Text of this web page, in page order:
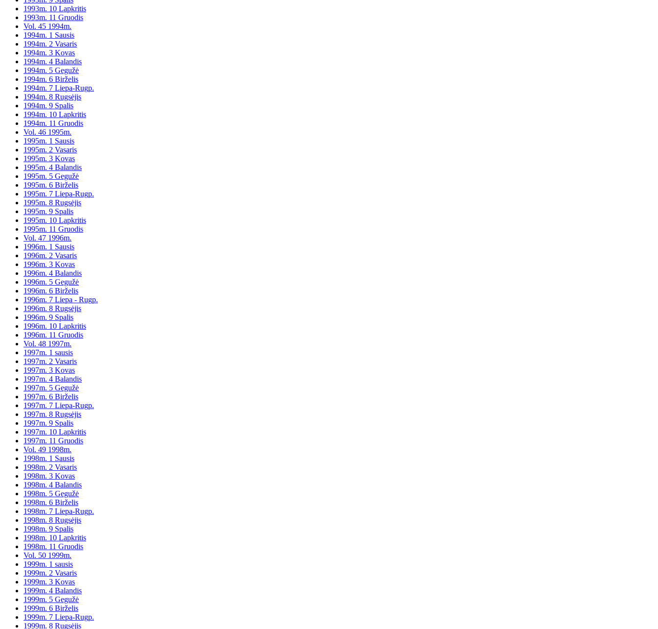
1993m. 10 Lapkritis
1993m. 11 Gruodis
Vol. 45 1994m.
1994m. 1 Sausis
1994m. 2 Vasaris
1994m. 3 Kovas
1994m. 4 Balandis
1994m. 5 Gegužė
1994m. 6 Birželis
1994m. 7 Liepa-Rugp.
1994m. 8 Rugsėjis
1994m. 9 Spalis
1994m. 10 Lapkritis
1994m. 11 Gruodis
Vol. 46 1995m.
1995m. 1 Sausis
1995m. 2 Vasaris
1995m. 3 Kovas
1995m. 4 Balandis
1995m. 5 Gegužė
1995m. 6 Birželis
1995m. 7 Liepa-Rugp.
1995m. 8 Rugsėjis
1995m. 9 Spalis
1995m. 10 Lapkritis
1995m. 11 Gruodis
Vol. 47 1996m.
1996m. 1 Sausis
1996m. 2 Vasaris
1996m. 3 Kovas
1996m. 4 Balandis
1996m. 5 Gegužė
1996m. 6 Birželis
1996m. 7 Liepa - Rugp.
1996m. 8 Rugsėjis
1996m. 9 Spalis
1996m. 10 Lapkritis
1996m. 11 Gruodis
Vol. 48 1997m.
1997m. 1 sausis
1997m. 2 Vasaris
1997m. 3 Kovas
1997m. 4 Balandis
1997m. 5 Gegužė
1997m. 6 Birželis
1997m. 7 Liepa-Rugp.
1997m. 8 Rugsėjis
1997m. 9 Spalis
1997m. 10 Lapkritis
1997m. 11 Gruodis
Vol. 49 1998m.
1998m. 1 Sausis
1998m. 2 Vasaris
1998m. 3 Kovas
1998m. 4 Balandis
1998m. 5 Gegužė
1998m. 6 Birželis
1998m. 7 Liepa-Rugp.
1998m. 8 Rugsėjis
1998m. 9 Spalis
1998m. 10 Lapkritis
1998m. 11 Gruodis
Vol. 50 1999m.
1999m. 1 sausis
1999m. 2 Vasaris
1999m. 3 Kovas
1999m. 4 Balandis
1999m. 5 Gegužė
1999m. 6 Birželis
1999m. 7 Liepa-Rugp.
1999m. 8 Rugsėjis